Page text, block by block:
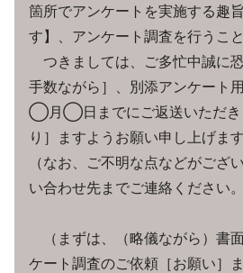
箇所でアンケートを実施する趣
す】、アンケート調査を行うこ
つきましては、ご多忙中誠に
手数ながら］、別添アンケート
◯月◯日までにご返送いただき
り］ますようお願い申し上げます
（なお、ご不明な点などがござ
い合わせ先までご連絡ください。
（まずは、（略儀ながら）書
ケート調査のご依頼［お願い］ま